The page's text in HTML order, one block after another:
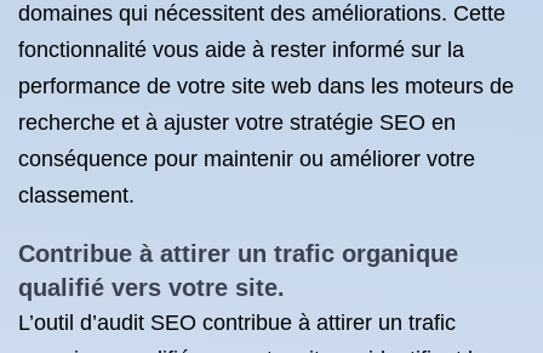
domaines qui nécessitent des améliorations. Cette
fonctionnalité vous aide à rester informé sur la
performance de votre site web dans les moteurs de
recherche et à ajuster votre stratégie SEO en
conséquence pour maintenir ou améliorer votre
classement.
Contribue à attirer un trafic organique
qualifié vers votre site.
L’outil d’audit SEO contribue à attirer un trafic